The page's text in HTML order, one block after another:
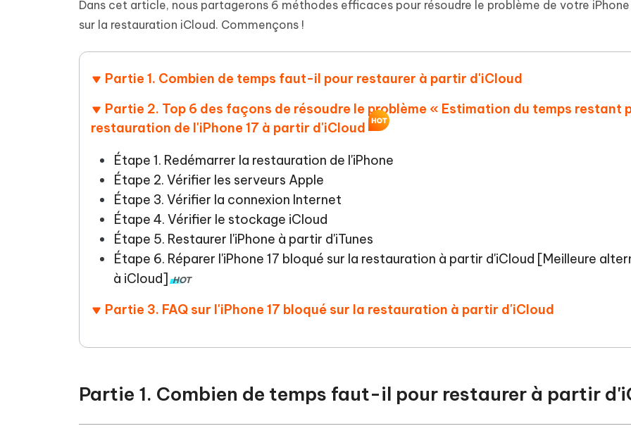
4DDiG - Windows Data Recovery
Récupérer les fichiers supprimés sur
4DDiG - Mac Data Recovery
Récupérer les fichiers supprimés sur
Voir tous les produits
l'IA
clic
Mobile
iAnyGo- iOS APP
Changer l'emplacement de l'iPhone sans
iAnyGo - Faux GPS Android APP
New
Changer l'emplacement Android sans PC
iCareFone Transfer APP
Transférer le chat WhatsApp
Android/iPhone
UltData for Android APP
Récupérer des données Android sans PC
Cleanup Pro APP
OCR et conversion de PDF en ligne
gratuite
Tenorshare AI PDF
Résumer des documents PDF avec l'IA
Outil Gratuit de Retouche Photo d'IA
en diagramme
Transformer le contenu IA en texte
Écriver plus intelligemment et plus
rapidement avec l'IA
Dans cet article, nous partagerons 6 méthodes efficaces pour résoudre le problème de votre iPhone
sur la restauration iCloud. Commençons !
Partie 1. Combien de temps faut-il pour restaurer à partir d'iCloud
Partie 2. Top 6 des façons de résoudre le problème « Estimation du temps restant
restauration de l'iPhone 17 à partir d'iCloud
Étape 1. Redémarrer la restauration de l'iPhone
Étape 2. Vérifier les serveurs Apple
Étape 3. Vérifier la connexion Internet
Étape 4. Vérifier le stockage iCloud
Étape 5. Restaurer l'iPhone à partir d'iTunes
Étape 6. Réparer l'iPhone 17 bloqué sur la restauration à partir d'iCloud [Meilleure
à iCloud] HOT
Partie 3. FAQ sur l'iPhone 17 bloqué sur la restauration à partir d'iCloud
Partie 1. Combien de temps faut-il pour restaurer à partir